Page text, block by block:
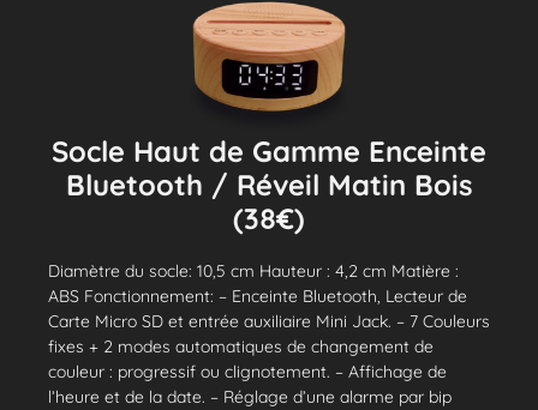
Socle Haut de Gamme Enceinte
Bluetooth / Réveil Matin Bois
(38€)
Diamètre du socle: 10,5 cm Hauteur : 4,2 cm Matière :
ABS Fonctionnement: – Enceinte Bluetooth, Lecteur de
Carte Micro SD et entrée auxiliaire Mini Jack. – 7 Couleurs
fixes + 2 modes automatiques de changement de
couleur : progressif ou clignotement. – Affichage de
l’heure et de la date. – Réglage d’une alarme par bip